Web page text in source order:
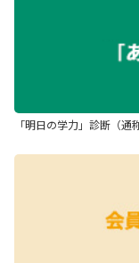
「明日の学力」診断（通